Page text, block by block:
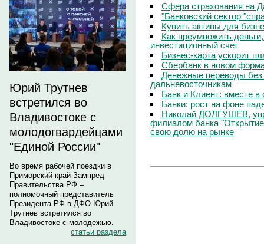
Юрий Трутнев
встретился во
Владивостоке с
молодогвардейцами
"Единой России"
Во время рабочей поездки в
Приморский край Зампред
Правительства РФ –
полномочный представитель
Президента РФ в ДФО Юрий
Трутнев встретился во
Владивостоке с молодежью.
статьи раздела
Сфера страхования на
"Банковский сектор
Купить активы для
Как преумножить
инвестиционный счет
Бизнес-карта ускорит
Сбербанк в новом
Денежные переводы без
дальневосточникам
Банк и Клиент: вместе в
Банки: рост на фоне
Николай ДОЛГУШЕВ,
филиалом банка
свою долю на рынке